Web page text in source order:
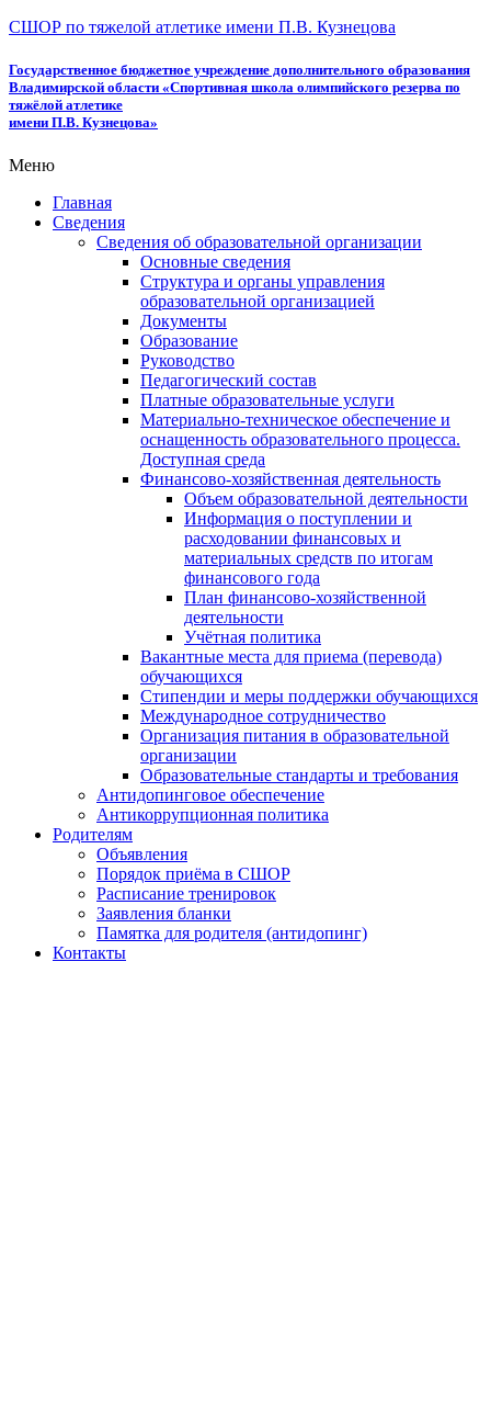
СШОР по тяжелой атлетике имени П.В. Кузнецова
Государственное бюджетное учреждение дополнительного образования
Владимирской области «Спортивная школа олимпийского резерва по
тяжёлой атлетике
имени П.В. Кузнецова»
Меню
Главная
Сведения
Сведения об образовательной организации
Основные сведения
Структура и органы управления
образовательной организацией
Документы
Образование
Руководство
Педагогический состав
Платные образовательные услуги
Материально-техническое обеспечение и
оснащенность образовательного процесса.
Доступная среда
Финансово-хозяйственная деятельность
Объем образовательной деятельности
Информация о поступлении и
расходовании финансовых и
материальных средств по итогам
финансового года
План финансово-хозяйственной
деятельности
Учётная политика
Вакантные места для приема (перевода)
обучающихся
Стипендии и меры поддержки обучающихся
Международное сотрудничество
Организация питания в образовательной
организации
Образовательные стандарты и требования
Антидопинговое обеспечение
Антикоррупционная политика
Родителям
Объявления
Порядок приёма в СШОР
Расписание тренировок
Заявления бланки
Памятка для родителя (антидопинг)
Контакты